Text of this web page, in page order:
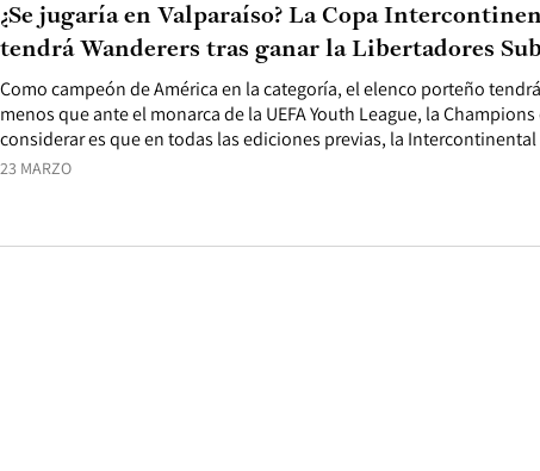
23 MARZO
Como campeón de América en la categoría, el elenco porteño
menos que ante el monarca de la UEFA Youth League, la
considerar es que en todas las ediciones previas, la Intercontinental
¿Se jugaría en Valparaíso? La Copa
tendrá Wanderers tras ganar la Libertadores